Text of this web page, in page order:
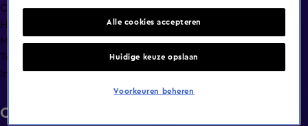
Clips
Hoe is het nu met?
Macdate met Nick Eshuis
Terugblik
Info
Clips
Alle cookies accepteren
Huidige keuze opslaan
Voorkeuren beheren